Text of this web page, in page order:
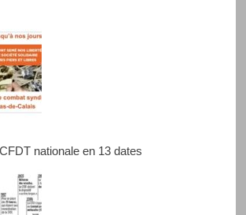
nationale en 13 dates